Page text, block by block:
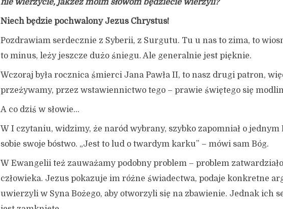
nie wierzycie, jakżeż moim słowom będziecie wierzyli?
Niech będzie pochwalony Jezus Chrystus!
Pozdrawiam serdecznie z Syberii, z Surgutu. Tu u nas to zima, to
to minus, leży jeszcze dużo śniegu. Ale generalnie jest pięknie.
Wczoraj była rocznica śmierci Jana Pawła II, to nasz drugi patron,
przeżywamy, przez wstawiennictwo tego – prawie świętego się
A co dziś w słowie…
W I czytaniu, widzimy, że naród wybrany, szybko zapomniał o jednym
sobie swoje bóstwo. „Jest to lud o twardym karku” – mówi sam Bóg.
W Ewangelii też zauważamy podobny problem – problem
człowieka. Jezus pokazuje im różne świadectwa, podaje konkretne
uwierzyli w Syna Bożego, aby otworzyli się na zbawienie. Jednak ich